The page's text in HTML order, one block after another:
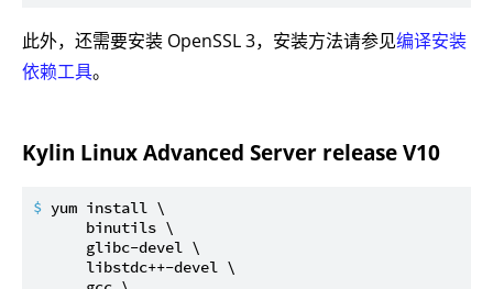
此外，还需要安装 OpenSSL 3，安装方法请参见编译安装
依赖工具。
Kylin Linux Advanced Server release V10
$ yum install \
      binutils \
      glibc-devel \
      libstdc++-devel \